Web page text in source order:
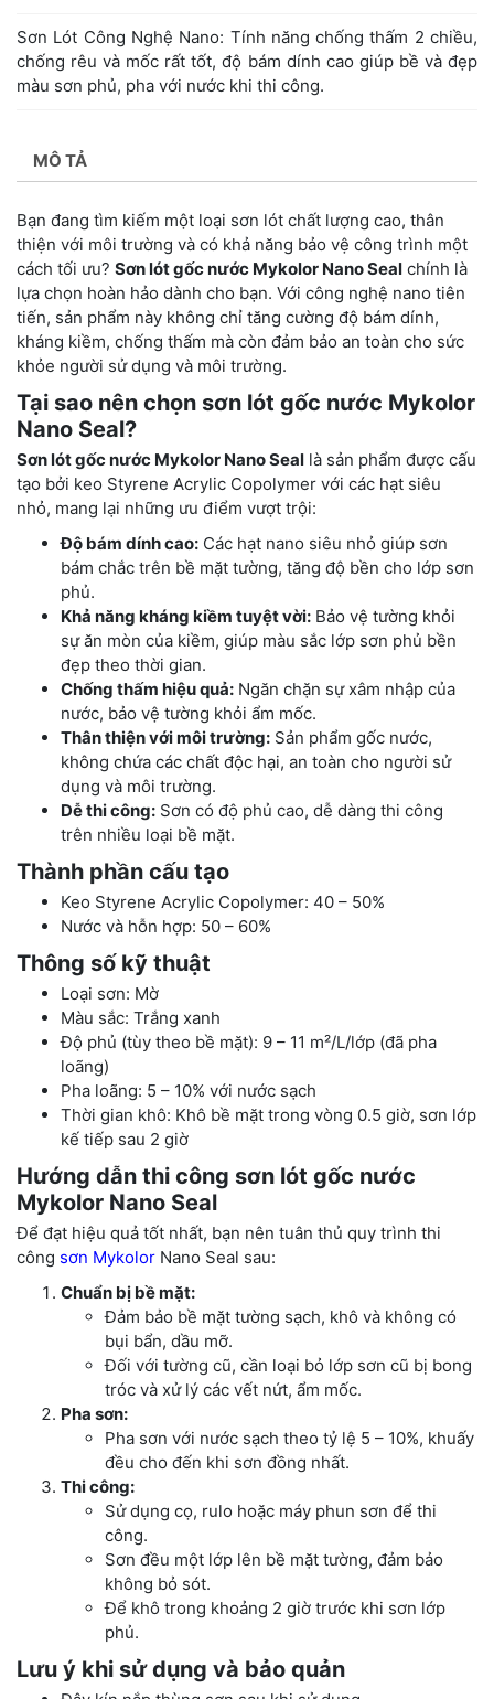
Sơn Lót Công Nghệ Nano: Tính năng chống thấm 2 chiều,
chống rêu và mốc rất tốt, độ bám dính cao giúp bề và đẹp
màu sơn phủ, pha với nước khi thi công.
MÔ TẢ
Bạn đang tìm kiếm một loại sơn lót chất lượng cao, thân
thiện với môi trường và có khả năng bảo vệ công trình một
cách tối ưu? Sơn lót gốc nước Mykolor Nano Seal chính là
lựa chọn hoàn hảo dành cho bạn. Với công nghệ nano tiên
tiến, sản phẩm này không chỉ tăng cường độ bám dính,
kháng kiềm, chống thấm mà còn đảm bảo an toàn cho sức
khỏe người sử dụng và môi trường.
Tại sao nên chọn sơn lót gốc nước Mykolor
Nano Seal?
Sơn lót gốc nước Mykolor Nano Seal là sản phẩm được cấu
tạo bởi keo Styrene Acrylic Copolymer với các hạt siêu
nhỏ, mang lại những ưu điểm vượt trội:
Độ bám dính cao: Các hạt nano siêu nhỏ giúp sơn
bám chắc trên bề mặt tường, tăng độ bền cho lớp sơn
phủ.
Khả năng kháng kiềm tuyệt vời: Bảo vệ tường khỏi
sự ăn mòn của kiềm, giúp màu sắc lớp sơn phủ bền
đẹp theo thời gian.
Chống thấm hiệu quả: Ngăn chặn sự xâm nhập của
nước, bảo vệ tường khỏi ẩm mốc.
Thân thiện với môi trường: Sản phẩm gốc nước,
không chứa các chất độc hại, an toàn cho người sử
dụng và môi trường.
Dễ thi công: Sơn có độ phủ cao, dễ dàng thi công
trên nhiều loại bề mặt.
Thành phần cấu tạo
Keo Styrene Acrylic Copolymer: 40 – 50%
Nước và hỗn hợp: 50 – 60%
Thông số kỹ thuật
Loại sơn: Mờ
Màu sắc: Trắng xanh
Độ phủ (tùy theo bề mặt): 9 – 11 m²/L/lớp (đã pha
loãng)
Pha loãng: 5 – 10% với nước sạch
Thời gian khô: Khô bề mặt trong vòng 0.5 giờ, sơn lớp
kế tiếp sau 2 giờ
Hướng dẫn thi công sơn lót gốc nước
Mykolor Nano Seal
Để đạt hiệu quả tốt nhất, bạn nên tuân thủ quy trình thi
công sơn Mykolor Nano Seal sau:
Chuẩn bị bề mặt:
Đảm bảo bề mặt tường sạch, khô và không có
bụi bẩn, dầu mỡ.
Đối với tường cũ, cần loại bỏ lớp sơn cũ bị bong
tróc và xử lý các vết nứt, ẩm mốc.
Pha sơn:
Pha sơn với nước sạch theo tỷ lệ 5 – 10%, khuấy
đều cho đến khi sơn đồng nhất.
Thi công:
Sử dụng cọ, rulo hoặc máy phun sơn để thi
công.
Sơn đều một lớp lên bề mặt tường, đảm bảo
không bỏ sót.
Để khô trong khoảng 2 giờ trước khi sơn lớp
phủ.
Lưu ý khi sử dụng và bảo quản